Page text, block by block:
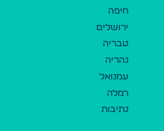
חיפה
ירושלים
טבריה
נהריה
עמנואל
רמלה
נתיבות